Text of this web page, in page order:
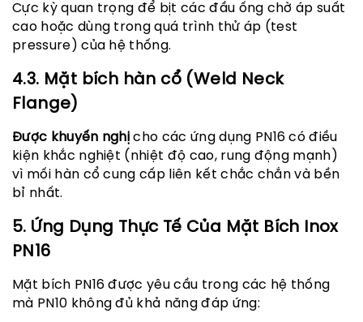
Cực kỳ quan trọng để bịt các đầu ống chờ áp suất
cao hoặc dùng trong quá trình thử áp (test
pressure) của hệ thống.
4.3. Mặt bích hàn cổ (Weld Neck
Flange)
Được khuyến nghị cho các ứng dụng PN16 có điều
kiện khắc nghiệt (nhiệt độ cao, rung động mạnh)
vì mối hàn cổ cung cấp liên kết chắc chắn và bền
bỉ nhất.
5. Ứng Dụng Thực Tế Của Mặt Bích Inox
PN16
Mặt bích PN16 được yêu cầu trong các hệ thống
mà PN10 không đủ khả năng đáp ứng: